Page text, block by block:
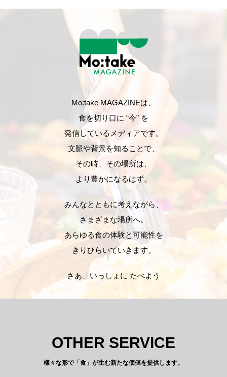
Mo:take MAGAZINEは、
食を切り口に “今” を
発信しているメディアです。
文脈や背景を知ることで、
その時、その場所は、
より豊かになるはず。
みんなとともに考えながら、
さまざまな場所へ。
あらゆる食の体験と可能性を
きりひらいていきます。
さあ、いっしょに たべよう
OTHER SERVICE
様々な形で「食」が生む新たな価値を提供します。